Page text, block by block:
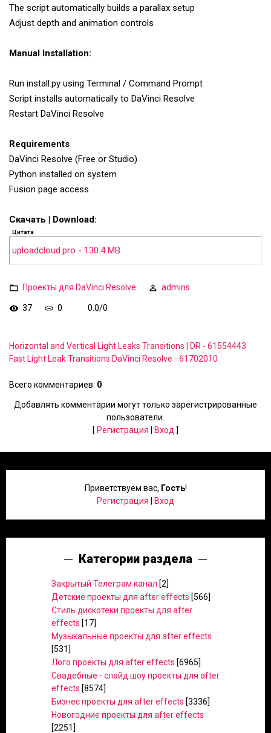
The script automatically builds a parallax setup
Adjust depth and animation controls
Manual Installation:
Run install.py using Terminal / Command Prompt
Script installs automatically to DaVinci Resolve
Restart DaVinci Resolve
Requirements
DaVinci Resolve (Free or Studio)
Python installed on system
Fusion page access
Скачать | Download:
Цитата
uploadcloud.pro - 130.4 MB
Проекты для DaVinci Resolve admins
37 0 0.0/0
Horizontal and Vertical Light Leaks Transitions | DR - 61554443
Fast Light Leak Transitions DaVinci Resolve - 61702010
Всего комментариев: 0
Добавлять комментарии могут только зарегистрированные
пользователи.
[ Регистрация Вход ]
Приветствуем вас, Гость!
Регистрация
Вход
Категории раздела
Закрытый Телеграм канал [2]
Детские проекты для after effects [566]
Стиль дискотеки проекты для after
effects [17]
Музыкальные проекты для after effects
[531]
Лого проекты для after effects [6965]
Свадебные - слайд шоу проекты для after
effects [8574]
Бизнес проекты для after effects [3336]
Новогодние проекты для after effects
[2251]